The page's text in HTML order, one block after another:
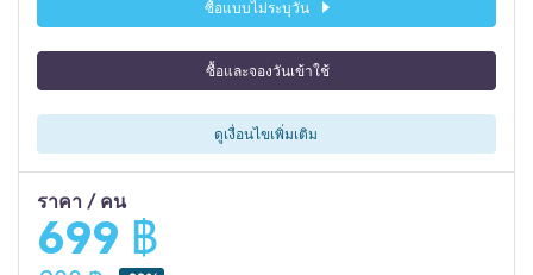
ซื้อแบบไม่ระบุวัน
ซื้อและจองวันเข้าใช้
ดูเงื่อนไขเพิ่มเติม
ราคา / คน
699 ฿